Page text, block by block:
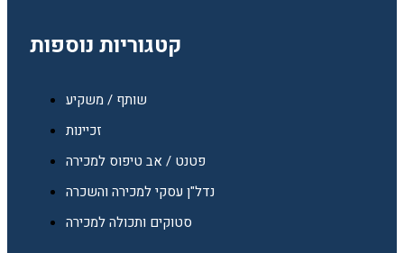
קטגוריות נוספות
שותף / משקיע
זכיינות
פטנט / אב טיפוס למכירה
נדל"ן עסקי למכירה והשכרה
סטוקים ותכולה למכירה